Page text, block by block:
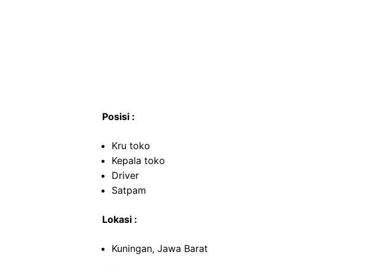
Posisi :
Kru toko
Kepala toko
Driver
Satpam
Lokasi :
Kuningan, Jawa Barat